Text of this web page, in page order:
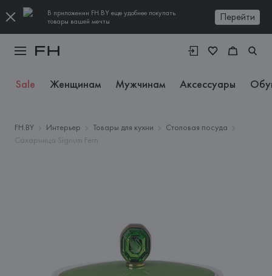
В приложении FH.BY еще удобнее покупать
товары вашей мечты
Перейти
Sale Женщинам Мужчинам Аксессуары
FH.BY Интерьер Товары для кухни
Столовая посуда
Сахарница Signum Fern